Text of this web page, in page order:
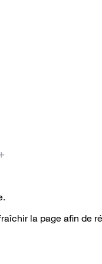
la page afin de